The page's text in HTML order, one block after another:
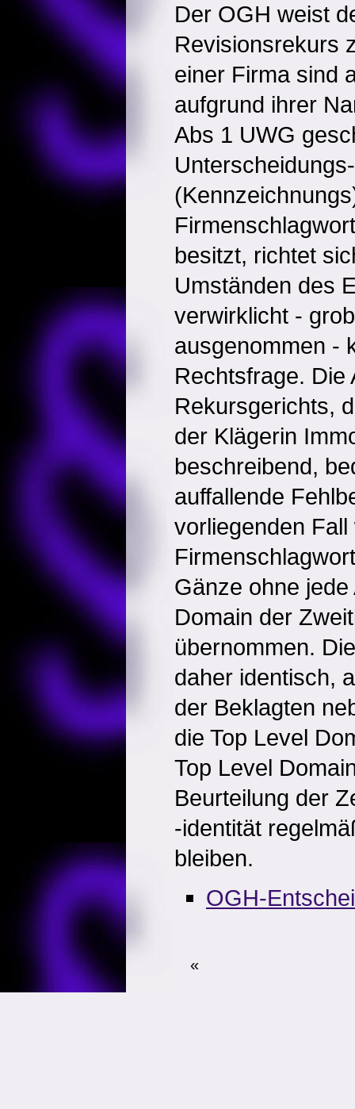
Der OGH weist
Revisionsrekurs
einer Firma sind
aufgrund ihrer
Abs 1 UWG
Unterscheidungs-
besitzt, richtet
Umständen des
verwirklicht -
ausgenommen -
Rechtsfrage. Die
Rekursgerichts,
der Klägerin
beschreibend,
auffallende
vorliegenden
Gänze ohne
Domain der
übernommen.
daher identisch,
der Beklagten
die Top Level
Top Level
Beurteilung der
-identität
bleiben.
OGH-
«